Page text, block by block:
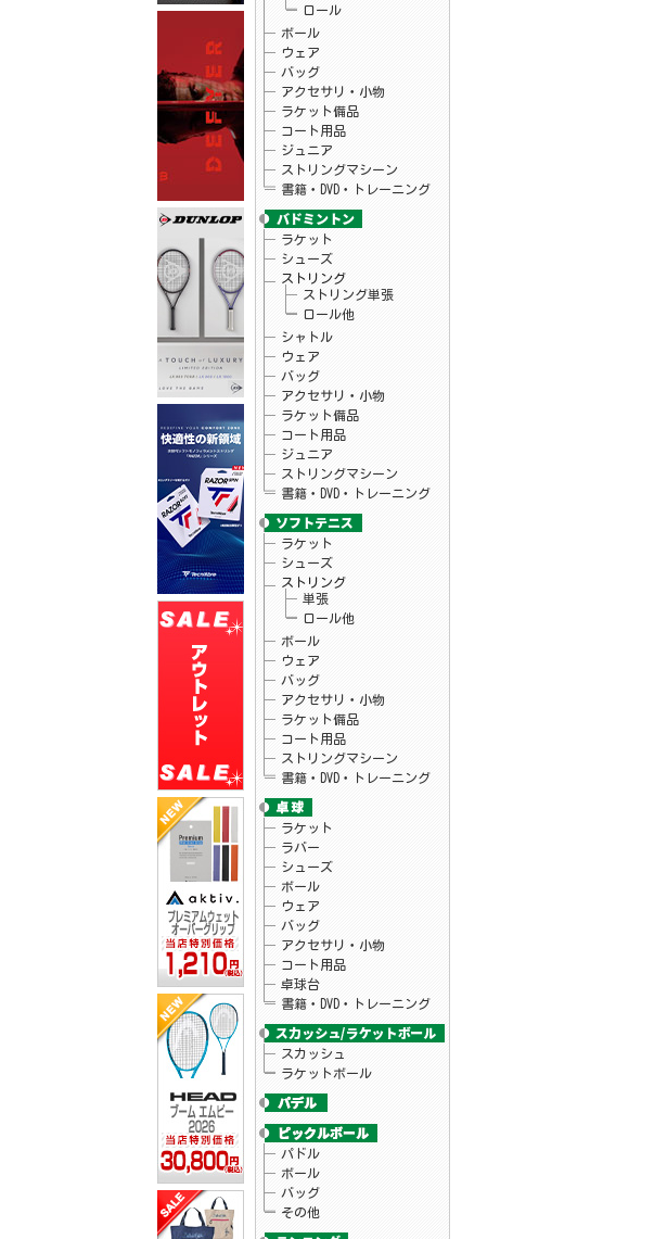
FILA×mofusand コラボTシャツ入荷しまし
26.05.22 Christy
ウインブルドンチャンピオンシップ2025タ
オル プライスダウンしました♪
26.05.20 Christy
テニス アクセサリ・小物 チャンピオン
シップタオル
26.05.15 ダンロップ
テニスラケット「LX 800」シリーズ予約開
26.05.15 ダンロップ
テニスラケット「LX 1000」シリーズ予約開
26.05.15 バボラ
バボラテニスシューズ 「SFX EVO」予約開
始
26.05.15
バボラテニスシューズ 「JET TERE 2」予
約開始
ヨネックス
ソフトテニス ラケット「VOLTRAGE8」予約
開始
26.04.29 テクニファイバー
次世代ソフトモノフィラメントストリング
「レーザースピン」予約開始
26.04.24 お知らせ
当店のGW休暇中のお問い合わせ・出荷につ
26.04.15 ウィルソン
テニスラケット・バッグ「ブレード V10」
シリーズ販売開始！
26.04.15 ブルイク
「アスリートUVアンブレラ」予約開始！
26.04.10 アクティフ
テニスグリップテープ「プレミアムウェッ
トオーバーグリップ」新発売！
26.04.07 ウィルソン
テニスラケット「ローランギャロスチーム
102」予約開始！
26.04.07 ウィルソン
テニスラケット「ローランギャロスコレク
ションモデル」入荷しました♪
26.04.03 ゴーセン
夏企画Tシャツ・ロゴキャップ予約開始！
ロール
ボール
ウェア
バッグ
アクセサリ・小物
ラケット備品
コート用品
ジュニア
ストリングマシーン
書籍・DVD・トレーニング
ラケット
シューズ
ストリング
ストリング単張
ロール他
シャトル
ウェア
バッグ
アクセサリ・小物
ラケット備品
コート用品
ジュニア
ストリングマシーン
書籍・DVD・トレーニング
ラケット
シューズ
ストリング
単張
ロール他
ボール
ウェア
バッグ
アクセサリ・小物
ラケット備品
コート用品
ストリングマシーン
書籍・DVD・トレーニング
ラケット
ラバー
シューズ
ボール
ウェア
バッグ
アクセサリ・小物
コート用品
卓球台
書籍・DVD・トレーニング
スカッシュ
ラケットボール
パドル
ボール
バッグ
その他